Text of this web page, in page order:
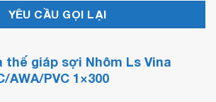
thế giáp sợi Nhôm Ls Vina
AWA/PVC 1×300